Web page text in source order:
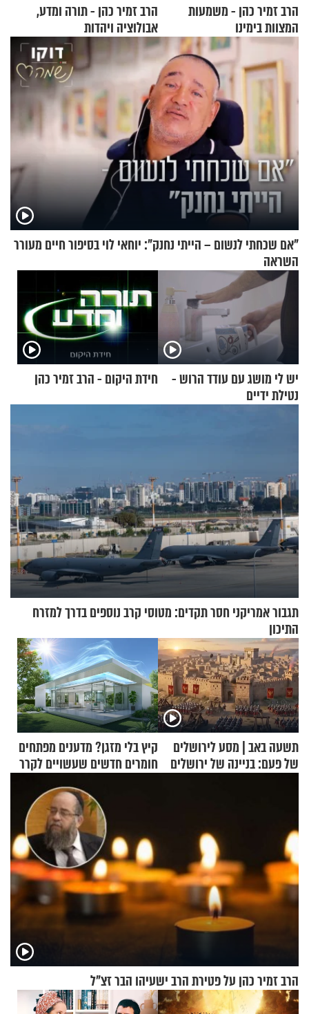
הרב זמיר כהן - משמעות
המצוות בימינו
הרב זמיר כהן - תורה ומדע,
אבולוציה ויהדות
"אם שכחתי לנשום – הייתי נחנק": יוחאי לוי בסיפור חיים מעורר
השראה
יש לי מושג עם עודד הרוש -
נטילת ידיים
חידת היקום - הרב זמיר כהן
תגבור אמריקני חסר תקדים: מטוסי קרב נוספים בדרך למזרח
התיכון
תשעה באב | מסע לירושלים
של פעם: בניינה של ירושלים
קיץ בלי מזגן? מדענים מפתחים
חומרים חדשים שעשויים לקרר
הרב זמיר כהן על פטירת הרב ישעיהו הבר זצ"ל